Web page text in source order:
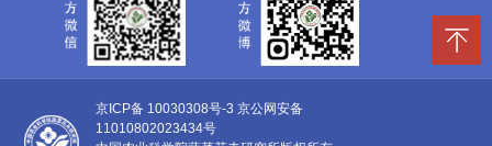
京ICP备 10030308号-3 京公网安备
11010802023434号